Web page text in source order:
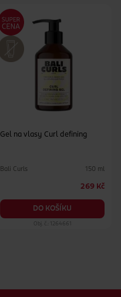
Gel na vlasy Curl defining
Bali Curls 150 ml
269 Kč
DO KOŠÍKU
Obj. č.: 1264661